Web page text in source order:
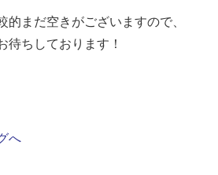
的まだ空きがございますので、
待ちしております！
へ